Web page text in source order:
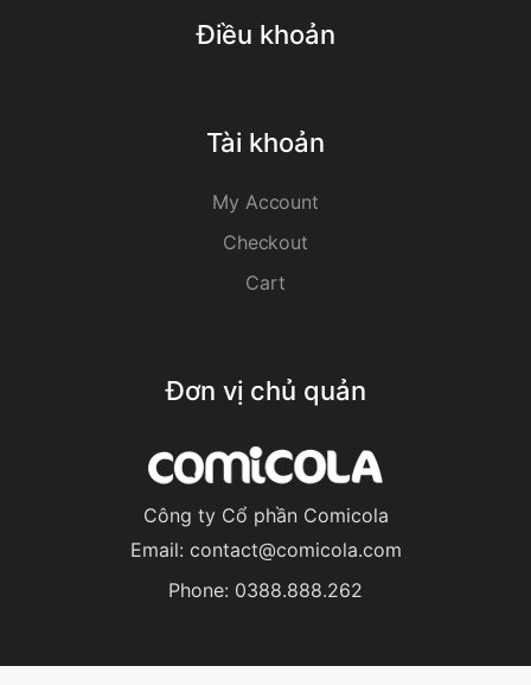
Điều khoản
Tài khoản
My Account
Checkout
Cart
Đơn vị chủ quản
Công ty Cổ phần Comicola
Email: contact@comicola.com
Phone: 0388.888.262